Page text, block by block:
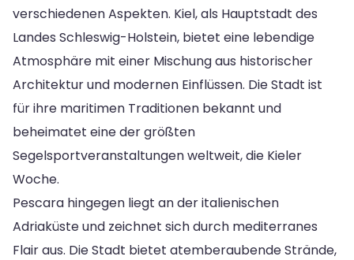
verschiedenen Aspekten. Kiel, als Hauptstadt des
Landes Schleswig-Holstein, bietet eine lebendige
Atmosphäre mit einer Mischung aus historischer
Architektur und modernen Einflüssen. Die Stadt ist
für ihre maritimen Traditionen bekannt und
beheimatet eine der größten
Segelsportveranstaltungen weltweit, die Kieler
Woche.
Pescara hingegen liegt an der italienischen
Adriaküste und zeichnet sich durch mediterranes
Flair aus. Die Stadt bietet atemberaubende Strände,